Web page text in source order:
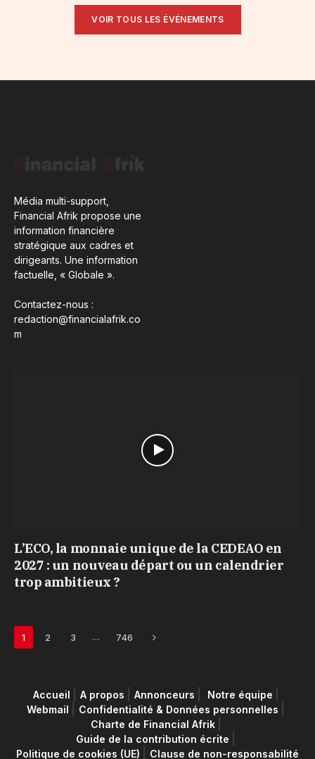
VOIR TOUS LES ÉVÉNEMENTS
Média multi-support,
Financial Afrik propose une
information financière
stratégique aux cadres et
dirigeants. Une information
factuelle, « Globale ».
Contactez-nous :
redaction@financialafrik.co
m
L’ECO, la monnaie unique de la CEDEAO en
2027 : un nouveau départ ou un calendrier
trop ambitieux ?
1 2 3 … 746 Next
Accueil A propos Annonceurs
Notre équipe
Webmail
Confidentialité & Données personnelles
Charte de Financial Afrik
Guide de la contribution écrite
Politique de cookies (UE)
Clause de non-responsabilité